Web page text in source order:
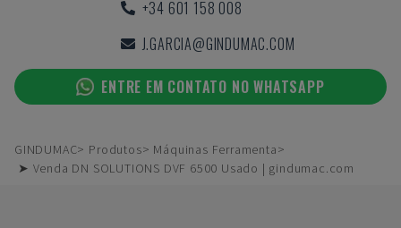
+34 601 158 008
J.GARCIA@GINDUMAC.COM
ENTRE EM CONTATO NO WHATSAPP
GINDUMAC Produtos
Máquinas Ferramenta
➤ Venda DN SOLUTIONS DVF 6500 Usado | gindumac.com